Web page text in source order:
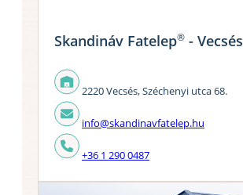
Skandináv Fatelep® - Vecsés
2220 Vecsés, Széchenyi utca 68.
info@skandinavfatelep.hu
+36 1 290 0487